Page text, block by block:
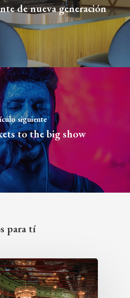
de nueva generación
siguiente
to the big show
para tí